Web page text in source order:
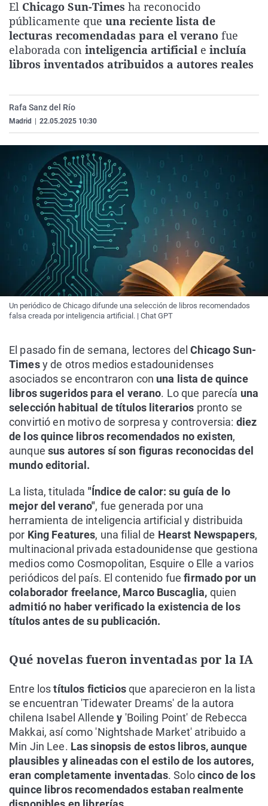
La rosa de los vientos
Gente viajera
Como el perro y el
Caso
Retornados
Equipo de
Extremadura
Galicia
La Rioja
País Vasco
Virales
Televisión
Elecciones
El Chicago Sun-Times ha reconocido
públicamente que una reciente lista de
lecturas recomendadas para el verano fue
elaborada con inteligencia artificial e incluía
libros inventados atribuidos a autores reales
Rafa Sanz del Río
Madrid 22.05.2025 10:30
Un periódico de Chicago difunde una selección de libros recomendados
falsa creada por inteligencia artificial. | Chat GPT
El pasado fin de semana, lectores del Chicago Sun-
Timesy de otros medios estadounidenses
asociados se encontraron con una lista de quince
libros sugeridos para el verano. Lo que parecía una
selección habitual de títulos literarios pronto se
convirtió en motivo de sorpresa y controversia: diez
de los quince libros recomendados no existen,
aunque sus autores sí son figuras reconocidas del
mundo editorial.
La lista, titulada "Índice de calor: su guía de lo
mejor del verano", fue generada por una
herramienta de inteligencia artificial y distribuida
por King Features, una filial de Hearst Newspapers,
multinacional privada estadounidense que gestiona
medios como Cosmopolitan, Esquire o Elle a varios
periódicos del país. El contenido fuefirmado por un
colaborador freelance, Marco Buscaglia, quien
admitió no haber verificado la existencia de los
títulos antes de su publicación.
Qué novelas fueron inventadas por la IA
Entre lostítulos ficticiosque aparecieron en la lista
se encuentran 'Tidewater Dreams' de la autora
chilena Isabel Allende y 'Boiling Point' de Rebecca
Makkai, así como 'Nightshade Market' atribuido a
Min Jin Lee. Las sinopsis de estos libros, aunque
plausibles y alineadas con el estilo de los autores,
eran completamente inventadas. Solocinco de los
quince libros recomendados estaban realmente